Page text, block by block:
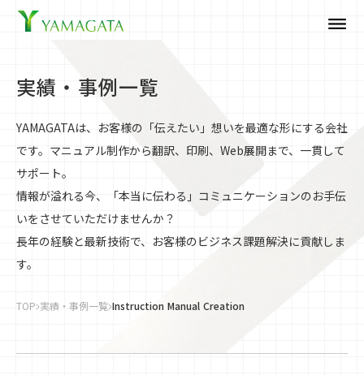
dehaze
実績・事例一覧
YAMAGATAは、お客様の「伝えたい」想いを最適な形にする会社
です。マニュアル制作から翻訳、印刷、Web展開まで、一貫して
サポート。
情報が溢れる今、「本当に伝わる」コミュニケーションのお手伝
いをさせていただけませんか？
長年の経験と最新技術で、お客様のビジネス課題解決に貢献しま
す。
TOP 実績・事例一覧 Instruction Manual Creation